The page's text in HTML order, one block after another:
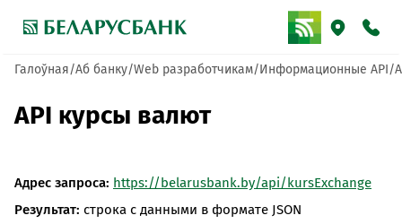
Галоўная Аб банку Web разработчикам Информационные API
API курсы валют
Адрес запроса: https://belarusbank.by/api/kursExchange
Результат: строка с данными в формате JSON